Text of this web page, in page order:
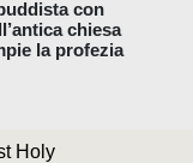
è la religione
con
chiesa
la profezia
Holy